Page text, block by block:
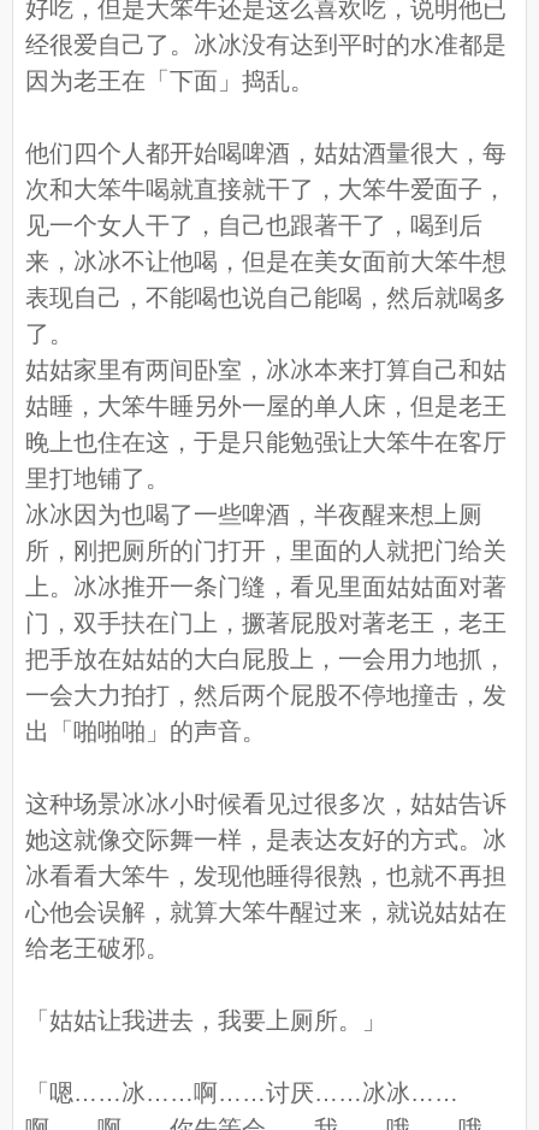
好吃，但是大笨牛还是这么喜欢吃，说明他已
经很爱自己了。冰冰没有达到平时的水准都是
因为老王在「下面」捣乱。
他们四个人都开始喝啤酒，姑姑酒量很大，每
次和大笨牛喝就直接就干了，大笨牛爱面子，
见一个女人干了，自己也跟著干了，喝到后
来，冰冰不让他喝，但是在美女面前大笨牛想
表现自己，不能喝也说自己能喝，然后就喝多
了。
姑姑家里有两间卧室，冰冰本来打算自己和姑
姑睡，大笨牛睡另外一屋的单人床，但是老王
晚上也住在这，于是只能勉强让大笨牛在客厅
里打地铺了。
冰冰因为也喝了一些啤酒，半夜醒来想上厕
所，刚把厕所的门打开，里面的人就把门给关
上。冰冰推开一条门缝，看见里面姑姑面对著
门，双手扶在门上，撅著屁股对著老王，老王
把手放在姑姑的大白屁股上，一会用力地抓，
一会大力拍打，然后两个屁股不停地撞击，发
出「啪啪啪」的声音。
这种场景冰冰小时候看见过很多次，姑姑告诉
她这就像交际舞一样，是表达友好的方式。冰
冰看看大笨牛，发现他睡得很熟，也就不再担
心他会误解，就算大笨牛醒过来，就说姑姑在
给老王破邪。
「姑姑让我进去，我要上厕所。」
「嗯……冰……啊……讨厌……冰冰……